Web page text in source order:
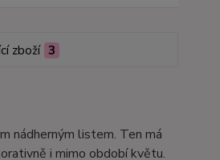
zboží 3
nádherným listem. Ten má
i mimo období květu.